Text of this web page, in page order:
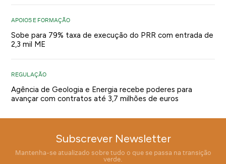
APOIOS E FORMAÇÃO
Sobe para 79% taxa de execução do PRR com entrada de
2,3 mil ME
REGULAÇÃO
Agência de Geologia e Energia recebe poderes para
avançar com contratos até 3,7 milhões de euros
Subscrever Newsletter
Mantenha-se atualizado sobre tudo o que se passa na transição
verde.